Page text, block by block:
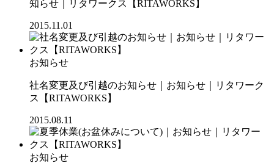
知らせ｜リタワークス【RITAWORKS】
2015.11.01
お知らせ
社名変更及び引越のお知らせ｜お知らせ｜リタワーク
ス【RITAWORKS】
2015.08.11
お知らせ